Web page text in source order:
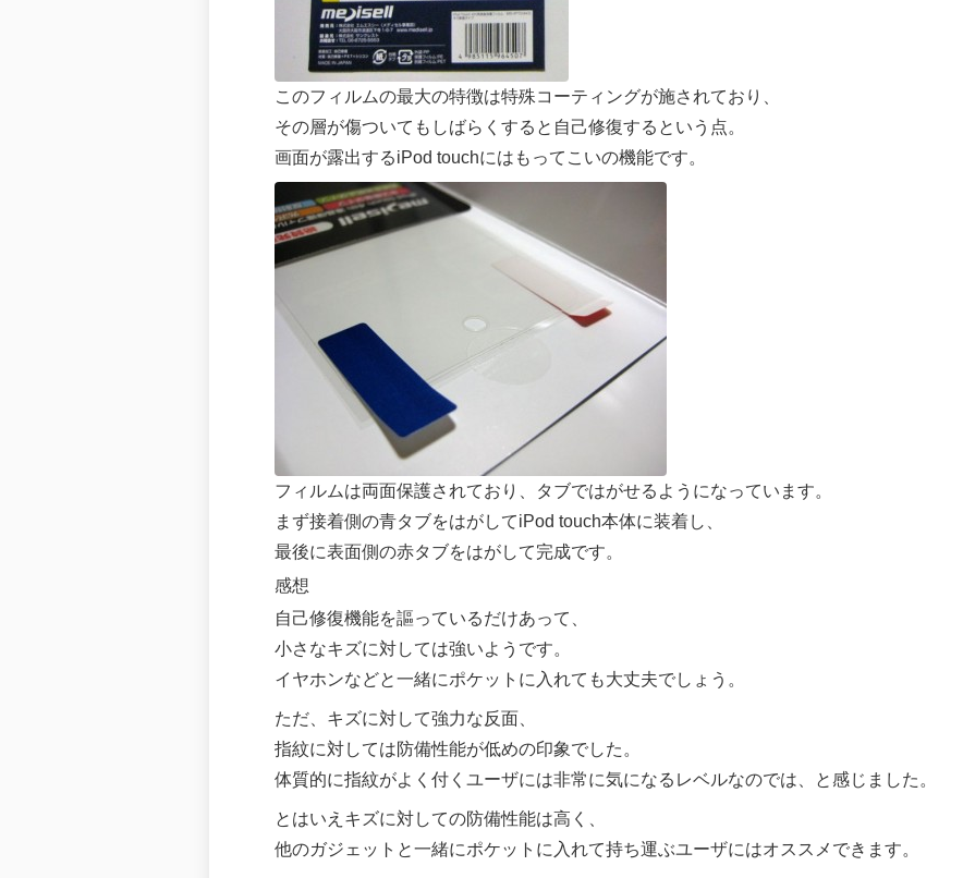
このフィルムの最大の特徴は特殊コーティングが施されており、
その層が傷ついてもしばらくすると自己修復するという点。
画面が露出するiPod touchにはもってこいの機能です。
フィルムは両面保護されており、タブではがせるようになっています。
まず接着側の青タブをはがしてiPod touch本体に装着し、
最後に表面側の赤タブをはがして完成です。
感想
自己修復機能を謳っているだけあって、
小さなキズに対しては強いようです。
イヤホンなどと一緒にポケットに入れても大丈夫でしょう。
ただ、キズに対して強力な反面、
指紋に対しては防備性能が低めの印象でした。
体質的に指紋がよく付くユーザには非常に気になるレベルなのでは、と感じました。
とはいえキズに対しての防備性能は高く、
他のガジェットと一緒にポケットに入れて持ち運ぶユーザにはオススメできます。